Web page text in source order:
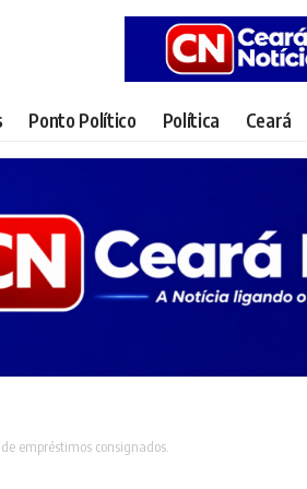
Ponto Político Política Ceará
empréstimos consignados.